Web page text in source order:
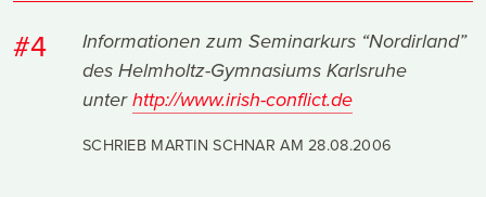
#4
Informationen zum Seminarkurs “Nordirland”
des Helmholtz-Gymnasiums Karlsruhe
unterhttp://www.irish-conflict.de
SCHRIEB MARTIN SCHNAR AM28.08.2006